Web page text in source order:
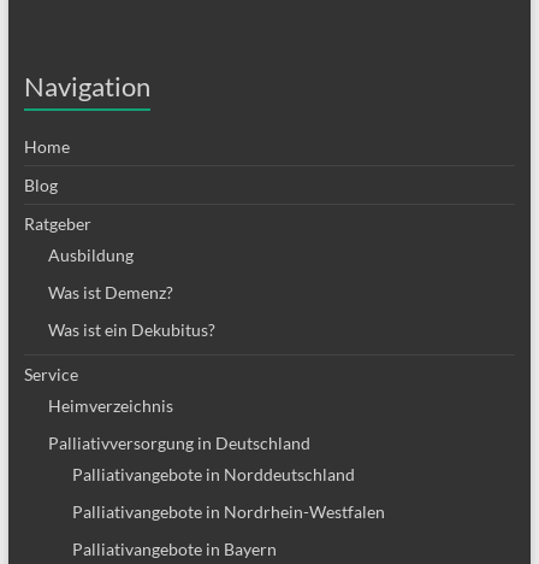
Navigation
Home
Blog
Ratgeber
Ausbildung
Was ist Demenz?
Was ist ein Dekubitus?
Service
Heimverzeichnis
Palliativversorgung in Deutschland
Palliativangebote in Norddeutschland
Palliativangebote in Nordrhein-Westfalen
Palliativangebote in Bayern